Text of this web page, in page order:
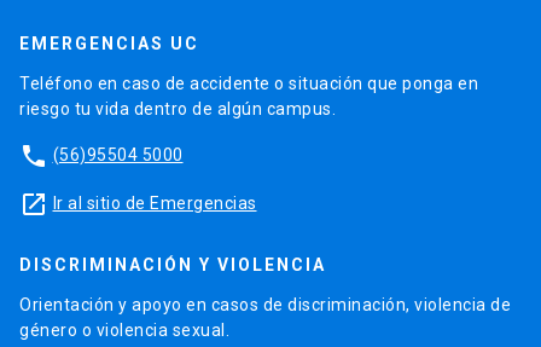
EMERGENCIAS UC
Teléfono en caso de accidente o situación que ponga en
riesgo tu vida dentro de algún campus.
phone (56)95504 5000
launch Ir al sitio de Emergencias
DISCRIMINACIÓN Y VIOLENCIA
Orientación y apoyo en casos de discriminación, violencia de
género o violencia sexual.